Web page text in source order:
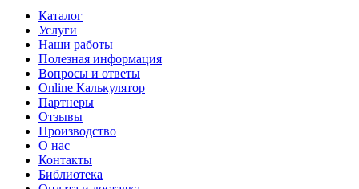
Каталог
Услуги
Наши работы
Полезная информация
Вопросы и ответы
Online Калькулятор
Партнеры
Отзывы
Производство
О нас
Контакты
Библиотека